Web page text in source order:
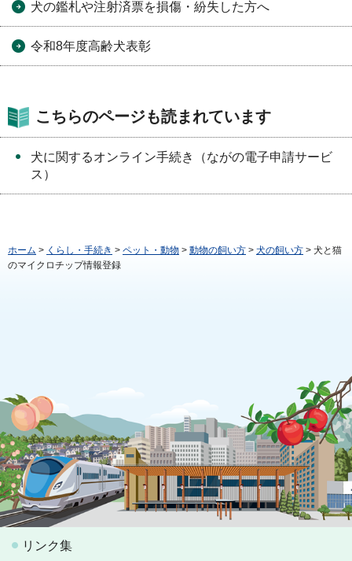
犬の鑑札や注射済票を損傷・紛失した方へ
令和8年度高齢犬表彰
こちらのページも読まれています
犬に関するオンライン手続き（ながの電子申請サービ
ス）
ホーム > くらし・手続き > ペット・動物 > 動物の飼い方 > 犬の飼い方 > 犬と猫
のマイクロチップ情報登録
リンク集